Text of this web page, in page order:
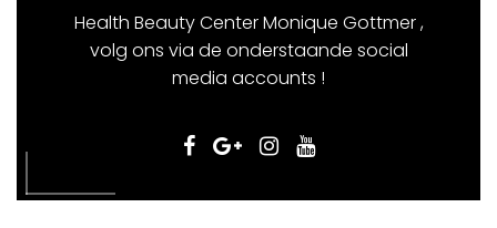
Health Beauty Center Monique Gottmer ,
volg ons via de onderstaande social
media accounts !